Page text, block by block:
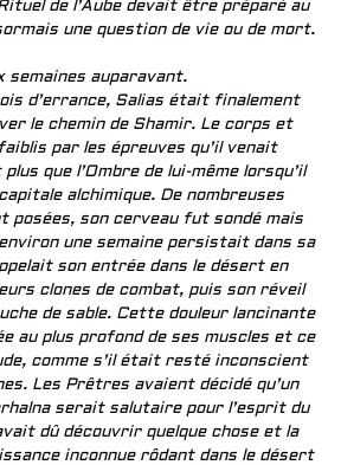
de l’Aube devait être préparé au
une question de vie ou de mort.
semaines auparavant.
d’errance, Salias était finalement
le chemin de Shamir. Le corps et
par les épreuves qu’il venait
que l’Ombre de lui-même lorsqu’il
alchimique. De nombreuses
posées, son cerveau fut sondé mais
une semaine persistait dans sa
son entrée dans le désert en
clones de combat, puis son réveil
de sable. Cette douleur lancinante
au plus profond de ses muscles et ce
comme s’il était resté inconscient
Les Prêtres avaient décidé qu’un
serait salutaire pour l’esprit du
dû découvrir quelque chose et la
inconnue rôdant dans le désert